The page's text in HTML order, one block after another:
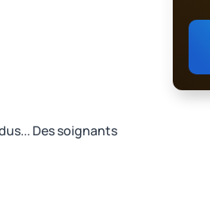
Des soignants